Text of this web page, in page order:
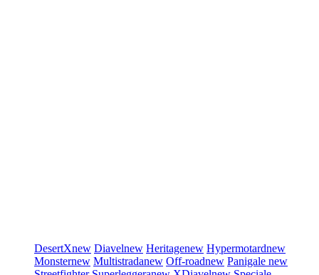
DesertXnew Diavelnew Heritagenew Hypermotardnew
Monsternew Multistradanew Off-roadnew Panigale new